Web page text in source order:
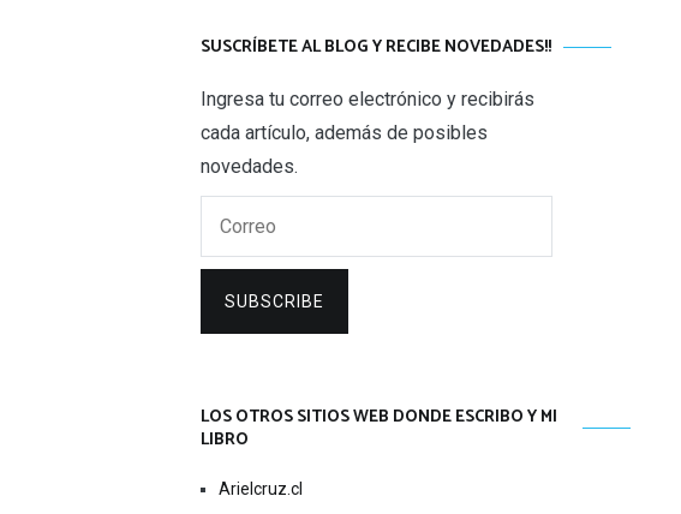
SUSCRÍBETE AL BLOG Y RECIBE NOVEDADES!!
Ingresa tu correo electrónico y recibirás
cada artículo, además de posibles
novedades.
SUBSCRIBE
LOS OTROS SITIOS WEB DONDE ESCRIBO Y MI
LIBRO
Arielcruz.cl